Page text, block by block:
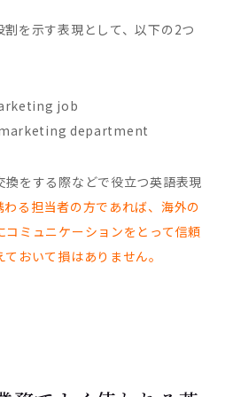
を示す表現として、以下の2つ
job
marketing department
換をする際などで役立つ英語表現
る担当者の方であれば、海外の
コミュニケーションをとって信頼
おいて損はありません。